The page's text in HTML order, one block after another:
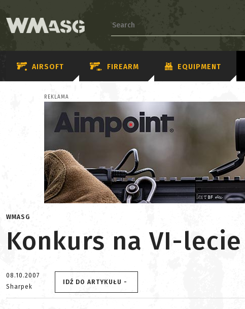
AIRSOFT FIREARM EQUIPMENT
REKLAMA
WMASG
Konkurs na VI-lecie
08.10.2007
Sharpek
IDŹ DO ARTYKUŁU -